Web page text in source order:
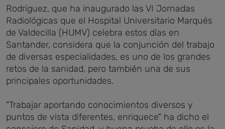
Rodriguez, que ha inaugurado las VI Jornadas
Radiológicas que el Hospital Universitario Marqués
de Valdecilla (HUMV) celebra estos días en
Santander, considera que la conjunción del trabajo
de diversas especialidades, es uno de los grandes
retos de la sanidad, pero también una de sus
principales oportunidades.
"Trabajar aportando conocimientos diversos y
puntos de vista diferentes, enriquece" ha dicho el